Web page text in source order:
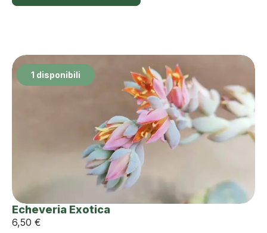
1 disponibili
Echeveria Exotica
6,50 €